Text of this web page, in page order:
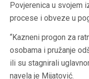
Povjerenica u svojem
procese i obveze u
“Kazneni progon za
osobama i pružanje
ili su stagnirali
navela je Mijatović.